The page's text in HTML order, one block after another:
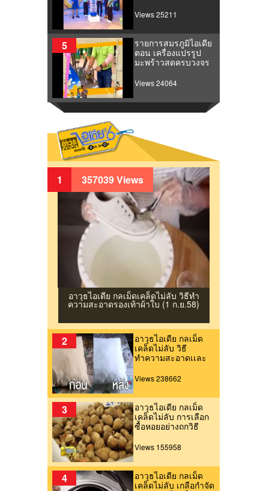
Views 25211
5
รายการสมรภูมิไอเดีย
ตอน เครื่องแปรรูป
มะพร้าวสดครบวงจร
Views 24064
1 357039 Views
อาวุธไอเดีย กลเม็ดเคล็ดไม่ลับ วิธีทํา
ความสะอาดรองเท้าผ้าใบ (1 ก.ย.58)
2
อาวุธไอเดีย กลเม็ด
เคล็ดไม่ลับ วิธี
ทำความสะอาดเเละ
หมอน (25มิ.ย.59)
Views 238662
3
อาวุธไอเดีย กลเม็ด
เคล็ดไม่ลับ การเลือก
ซื้อหอยอย่างถูกวิธี
Views 155958
4
อาวุธไอเดีย กลเม็ด
เคล็ดไม่ลับ เกลือกำจัด